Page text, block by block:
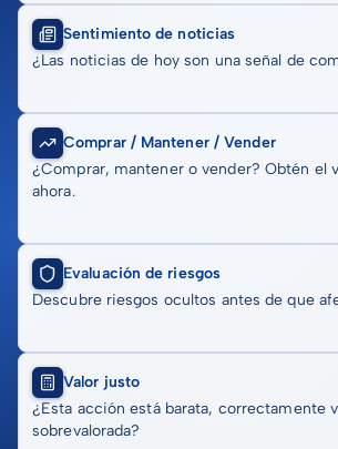
Sentimiento de noticias
¿Las noticias de hoy son una señal de
Comprar / Mantener / Vender
¿Comprar, mantener o vender? Obtén el
ahora.
Evaluación de riesgos
Descubre riesgos ocultos antes de que
Valor justo
¿Esta acción está barata, correctamente
sobrevalorada?